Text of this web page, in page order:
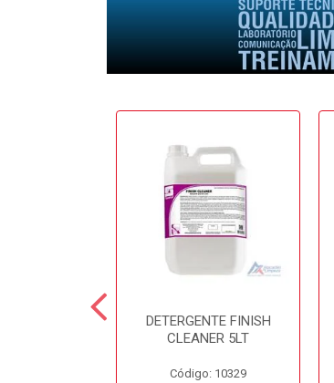
DETERGENTE FINISH
CLEANER 5LT
Código: 10329